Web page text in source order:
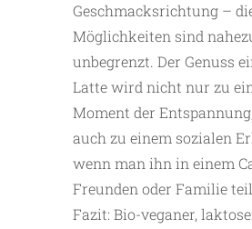
Geschmacksrichtung –
Möglichkeiten sind
unbegrenzt. Der Genuss
Latte wird nicht nur zu
Moment der
auch zu einem sozialen
wenn man ihn in einem
Freunden oder Familie
Fazit: Bio-veganer,